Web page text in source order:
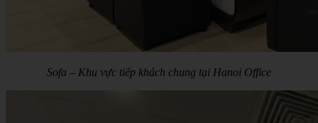
Sofa – Khu vực tiếp khách chung tại Hanoi Office